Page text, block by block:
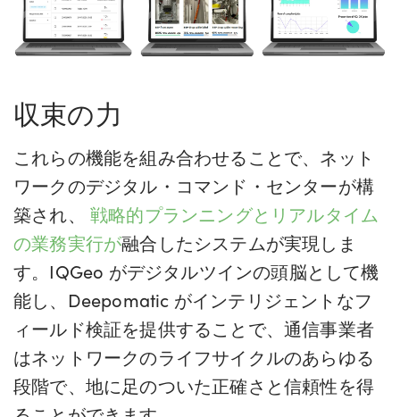
収束の力
これらの機能を組み合わせることで、ネット
ワークのデジタル・コマンド・センターが構
築され、
戦略的プランニングとリアルタイム
の業務実行が融合したシステムが実現しま
す。IQGeo がデジタルツインの頭脳として機
能し、Deepomatic がインテリジェントなフ
ィールド検証を提供することで、通信事業者
はネットワークのライフサイクルのあらゆる
段階で、地に足のついた正確さと信頼性を得